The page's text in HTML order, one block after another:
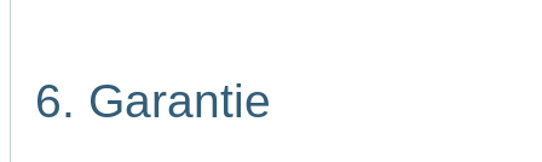
6. Garantie